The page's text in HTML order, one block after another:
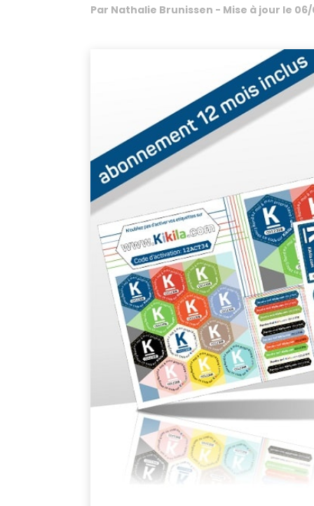
Par Nathalie Brunissen - Mise à jour le 06/